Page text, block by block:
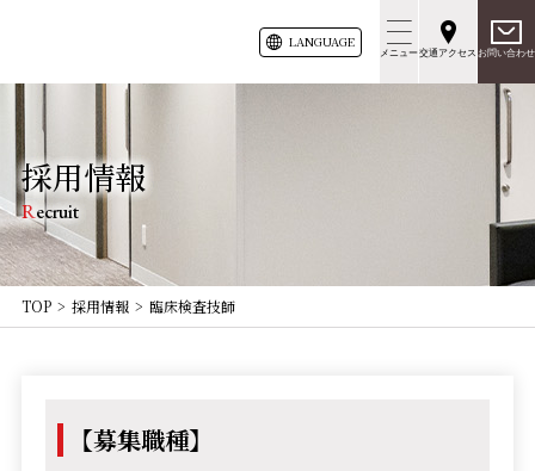
LANGUAGE
メニュー交通アクセス お問い合わせ
採用情報
Recruit
TOP 採用情報 臨床検査技師
【募集職種】